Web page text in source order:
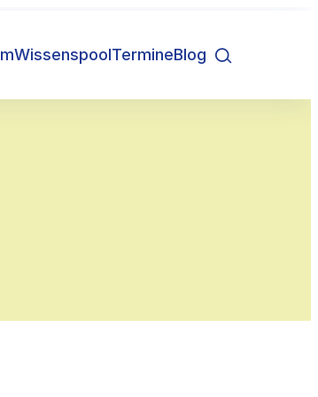
WissenspoolTermineBlog